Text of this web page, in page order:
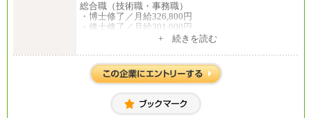
総合職（技術職・事務職）
・博士修了／月給326,800円
・修士修了／月給301,000円
・大学卒／月給282,000円
・高専卒（本科）／月給256,000円
一般事務職
・高専卒（専攻科）／月給206,400円
・高専卒（本科）月給197,800円
+ 続きを読む